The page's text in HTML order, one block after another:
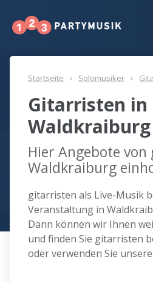
Startseite Solomusiker
Gitarristen in
Waldkraiburg
Hier Angebote
Waldkraiburg
gitarristen als Live-Musik
Veranstaltung in
Dann können wir Ihnen
und finden Sie gitarristen
oder verwenden Sie